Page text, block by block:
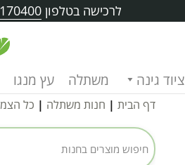
לרכישה בטלפון
ציוד גינה משתלה עץ מנגו
דף הבית| חנות משתלה | כל